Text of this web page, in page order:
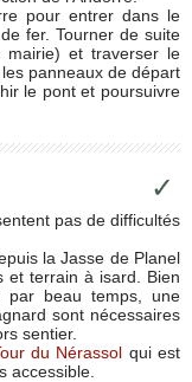
pour entrer dans le
fer. Tourner de suite
et traverser le
panneaux de départ
le pont et poursuivre
✓
pas de difficultés
la Jasse de Planel
et terrain à isard. Bien
par beau temps, une
sont nécessaires
sentier.
du Nérassol qui est
accessible.